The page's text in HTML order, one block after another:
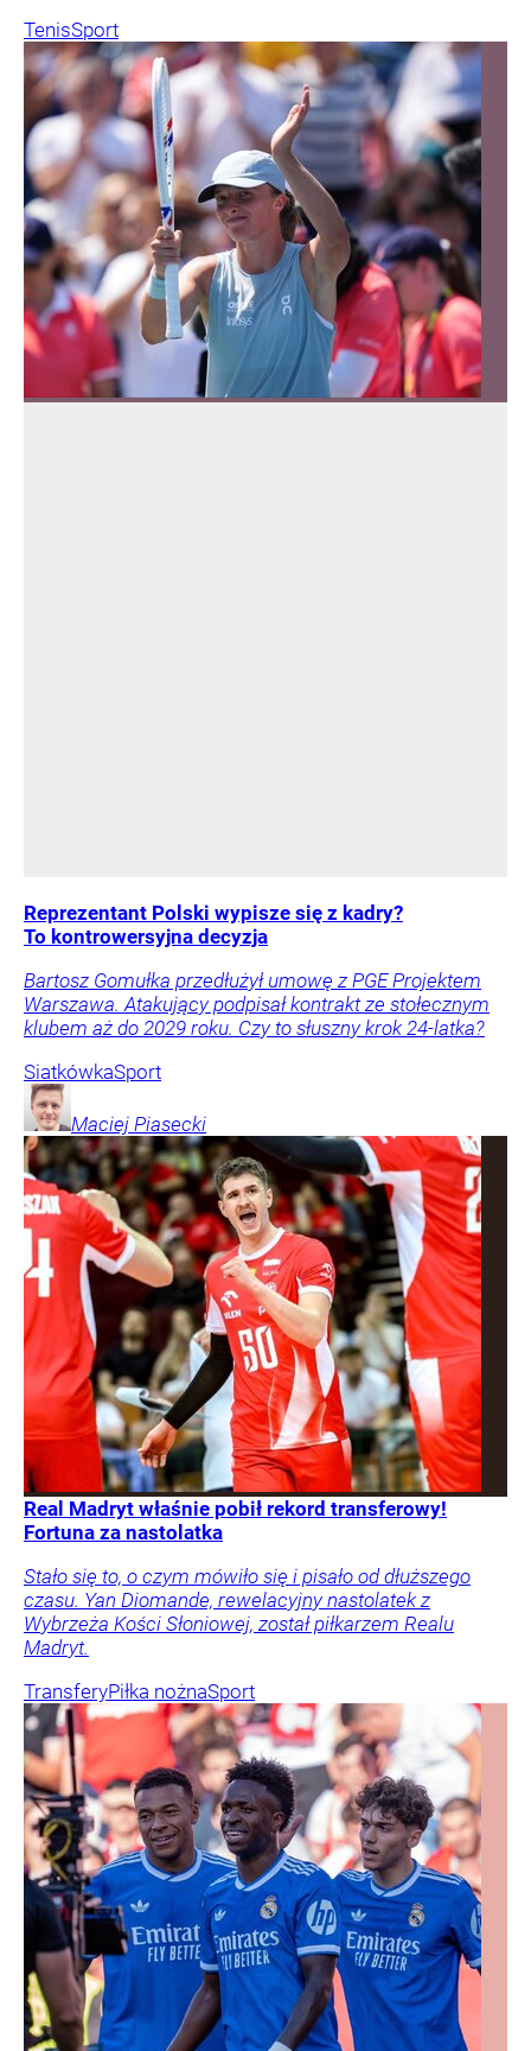
TenisSport
Reprezentant Polski wypisze się z kadry?
To kontrowersyjna decyzja
Bartosz Gomułka przedłużył umowę z PGE Projektem
Warszawa. Atakujący podpisał kontrakt ze stołecznym
klubem aż do 2029 roku. Czy to słuszny krok 24-latka?
SiatkówkaSport
Maciej Piasecki
Real Madryt właśnie pobił rekord transferowy!
Fortuna za nastolatka
Stało się to, o czym mówiło się i pisało od dłuższego
czasu. Yan Diomande, rewelacyjny nastolatek z
Wybrzeża Kości Słoniowej, został piłkarzem Realu
Madryt.
TransferyPiłka nożnaSport